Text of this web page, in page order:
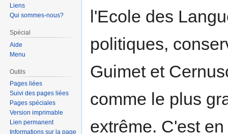
l'Ecole des
politiques,
Guimet et
comme le plus
extrême. C'est
Liens
Qui sommes-nous?
Spécial
Aide
Menu
Outils
Pages liées
Suivi des pages liées
Pages spéciales
Version imprimable
Lien permanent
Informations sur la page